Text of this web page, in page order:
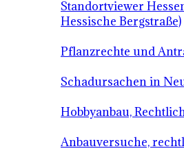
Standortviewer
Hessische Bergstraße)
Pflanzrechte und
Schadursachen in
Hobbyanbau,
Anbauversuche,